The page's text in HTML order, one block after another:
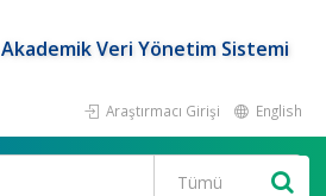
Akademik Veri Yönetim Sistemi
Araştırmacı Girişi English